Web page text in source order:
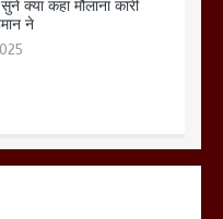
होकर बागपत में एक संत
अनशन की चेतावनी